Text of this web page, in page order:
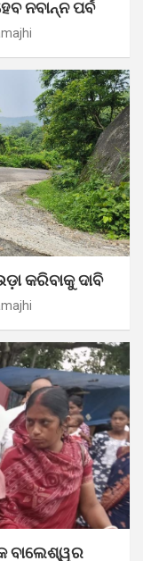
ନବାନ୍ନ ପର୍ବ
କରିବାକୁ ଦାବି
ବାଲେଶ୍ୱର